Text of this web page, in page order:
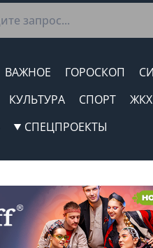
ВАЖНОЕ ГОРОСКОП
КУЛЬТУРА СПОРТ ЖКХ
СПЕЦПРОЕКТЫ